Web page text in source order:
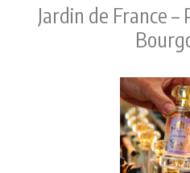
Jardin de France